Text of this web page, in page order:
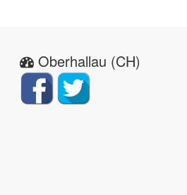
Oberhallau (CH)